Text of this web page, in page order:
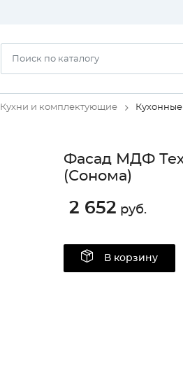
Кухни и комплектующие
Фасад МДФ
(Сонома)
2 652 руб.
В корзину